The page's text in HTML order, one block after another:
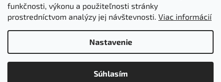
funkčnosti, výkonu a použiteľnosti stránky
prostredníctvom analýzy jej návštevnosti. Viac informácií
Nastavenie
Súhlasím
Upraviť nastavenie cookies